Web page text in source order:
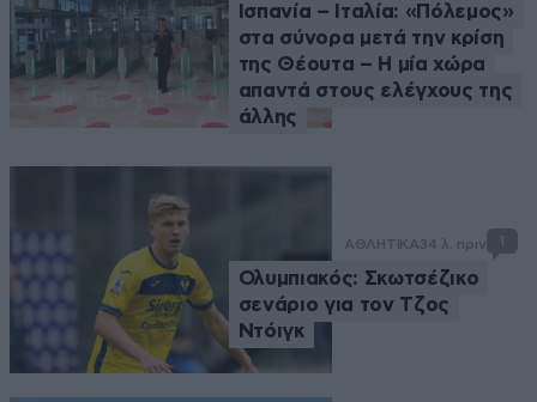
Ισπανία – Ιταλία: «Πόλεμος»
στα σύνορα μετά την κρίση
της Θέουτα – Η μία χώρα
απαντά στους ελέγχους της
άλλης
ΑΘΛΗΤΙΚΑ34 λ. πριν 1
Ολυμπιακός: Σκωτσέζικο
σενάριο για τον Τζος
Ντόιγκ